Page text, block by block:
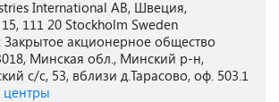
International AB, Швеция,
111 20 Stockholm Sweden
Закрытое акционерное общество
Минская обл., Минский р-н,
с/с, 53, вблизи д.Тарасово, оф. 503.1